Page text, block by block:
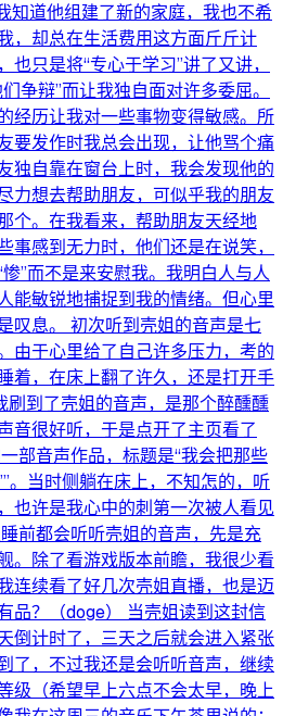
道他组建了新的家庭，我也不希
，却总在生活费用这方面斤斤计
只是将“专心于学习”讲了又讲，
争辩”而让我独自面对许多委屈。
经历让我对一些事物变得敏感。所
要发作时我总会出现，让他骂个痛
独自靠在窗台上时，我会发现他的
力想去帮助朋友，可似乎我的朋友
个。在我看来，帮助朋友天经地
事感到无力时，他们还是在说笑，
”而不是来安慰我。我明白人与人
能敏锐地捕捉到我的情绪。但心里
叹息。 初次听到壳姐的音声是七
由于心里给了自己许多压力，考的
着，在床上翻了许久，还是打开手
到了壳姐的音声，是那个醉醺醺
音很好听，于是点开了主页看了
部音声作品，标题是“我会把那些
。当时侧躺在床上，不知怎的，听
也许是我心中的刺第一次被人看见
前都会听听壳姐的音声，先是充
。除了看游戏版本前瞻，我很少看
连续看了好几次壳姐直播，也是迈
品？（doge） 当壳姐读到这封信
倒计时了，三天之后就会进入紧张
了，不过我还是会听听音声，继续
级（希望早上六点不会太早，晚上